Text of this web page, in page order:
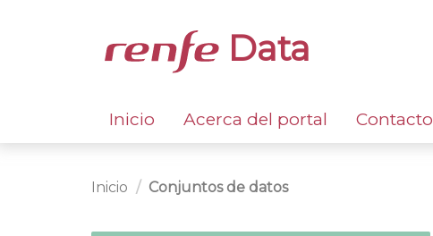
Data
Inicio Acerca del portal Contacto
Inicio Conjuntos de datos